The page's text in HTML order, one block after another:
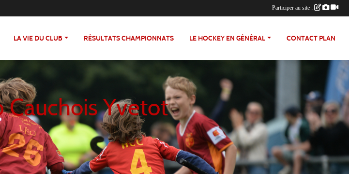
LA VIE DU CLUB RÉSULTATS CHAMPIONNATS LE HOCKEY EN GÉNÉRAL CONTACT PLAN
Cauchois Yvetot
Participer au site :